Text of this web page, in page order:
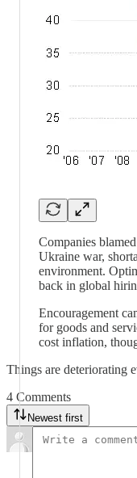
Companies
Ukraine war,
environment.
back in global
Encouragement
for goods and
cost inflation,
Things are deteriorating
4 Comments
Newest first